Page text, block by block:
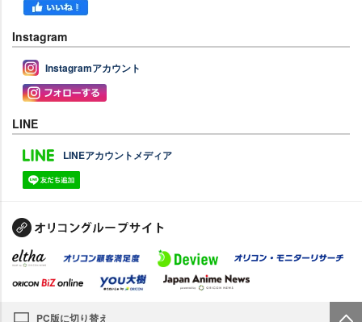
Instagram
Instagramアカウント
LINE
LINEアカウントメディア
PC版に切り替え